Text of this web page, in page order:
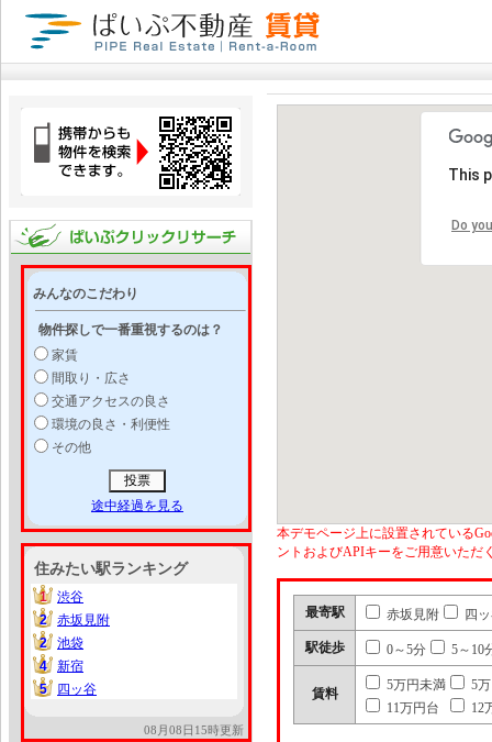
みんなのこだわり
物件探しで一番重視するのは？
家賃
間取り・広さ
交通アクセスの良さ
環境の良さ・利便性
その他
途中経過を見る
住みたい駅ランキング
1
1
渋谷
2
2
赤坂見附
2
2
池袋
4
4
新宿
5
5 四ッ谷
08月08日15時更新
This
Do
本デモページ上に設置されている
ントおよびAPIキーをご用意いただ
最寄駅 赤坂見附 四
駅徒歩 0～5分 5～10
賃料
5万円未満
5
11万円台
12